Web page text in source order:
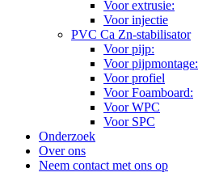
Voor extrusie:
Voor injectie
PVC Ca Zn-stabilisator
Voor pijp:
Voor pijpmontage:
Voor profiel
Voor Foamboard:
Voor WPC
Voor SPC
Onderzoek
Over ons
Neem contact met ons op